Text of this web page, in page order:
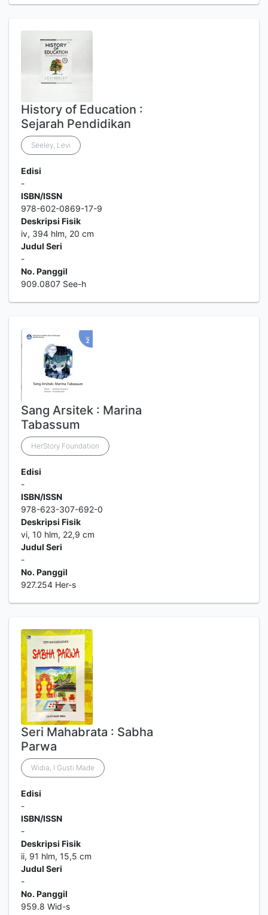
History of Education :
Sejarah Pendidikan
Seeley, Levi
Edisi
-
ISBN/ISSN
978-602-0869-17-9
Deskripsi Fisik
iv, 394 hlm, 20 cm
Judul Seri
-
No. Panggil
909.0807 See-h
Sang Arsitek : Marina
Tabassum
HerStory Foundation
Edisi
-
ISBN/ISSN
978-623-307-692-0
Deskripsi Fisik
vi, 10 hlm, 22,9 cm
Judul Seri
-
No. Panggil
927.254 Her-s
Seri Mahabrata : Sabha
Parwa
Widia, I Gusti Made
Edisi
-
ISBN/ISSN
-
Deskripsi Fisik
ii, 91 hlm, 15,5 cm
Judul Seri
-
No. Panggil
959.8 Wid-s